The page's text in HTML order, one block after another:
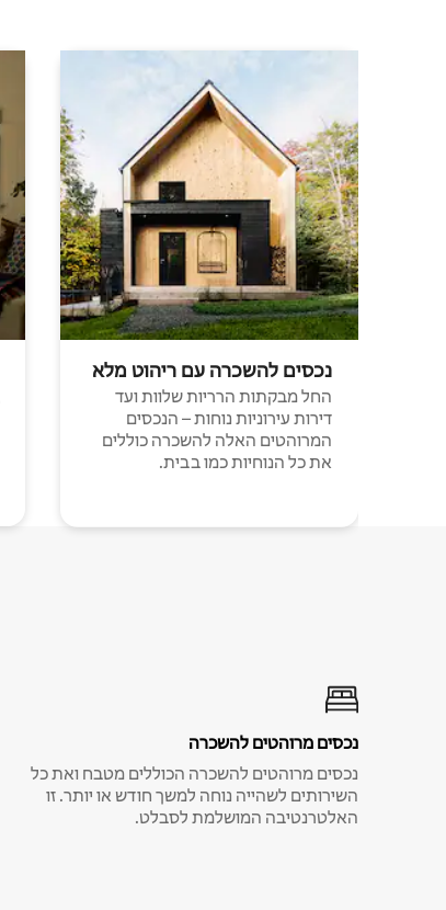
נכסים להשכרה עם ריהוט מלא
החל מבקתות הרריות שלוות ועד
דירות עירוניות נוחות – הנכסים
המרוהטים האלה להשכרה כוללים
את כל הנוחיות כמו בבית.
נכסים מרוהטים להשכרה
נכסים מרוהטים להשכרה הכוללים מטבח ואת כל
השירותים לשהייה נוחה למשך חודש או יותר. זו
האלטרנטיבה המושלמת לסבלט.